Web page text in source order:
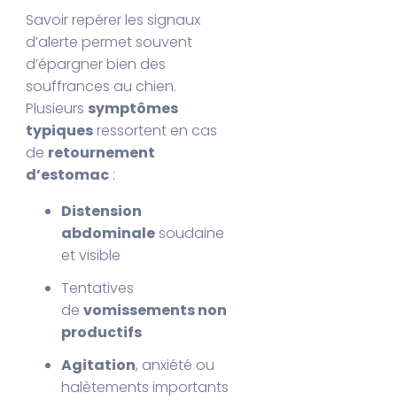
Savoir repérer les signaux
d’alerte permet souvent
d’épargner bien des
souffrances au chien.
Plusieurs symptômes
typiques ressortent en cas
de retournement
d’estomac :
Distension
abdominalesoudaine
et visible
Tentatives
devomissements non
productifs
Agitation, anxiété ou
halètements importants